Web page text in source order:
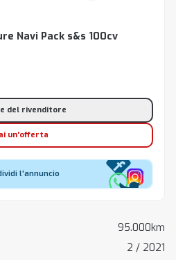
95.000km
2 / 2021
Navi Pack s&s 100cv
del rivenditore
un'offerta
l'annuncio